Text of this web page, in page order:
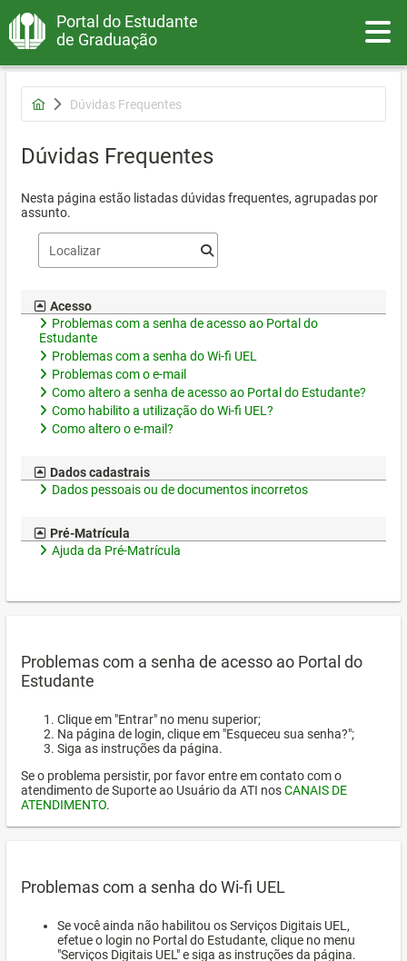
Portal do Estudante
de Graduação
Dúvidas Frequentes
Dúvidas Frequentes
Nesta página estão listadas dúvidas frequentes, agrupadas por
assunto.
Acesso
Problemas com a senha de acesso ao Portal do
Estudante
Problemas com a senha do Wi-fi UEL
Problemas com o e-mail
Como altero a senha de acesso ao Portal do Estudante?
Como habilito a utilização do Wi-fi UEL?
Como altero o e-mail?
Dados cadastrais
Dados pessoais ou de documentos incorretos
Pré-Matrícula
Ajuda da Pré-Matrícula
Problemas com a senha de acesso ao Portal do
Estudante
Clique em "Entrar" no menu superior;
Na página de login, clique em "Esqueceu sua senha?";
Siga as instruções da página.
Se o problema persistir, por favor entre em contato com o
atendimento de Suporte ao Usuário da ATI nosCANAIS DE
ATENDIMENTO.
Problemas com a senha do Wi-fi UEL
Se você ainda não habilitou os Serviços Digitais UEL,
efetue o login no Portal do Estudante, clique no menu
"Serviços Digitais UEL" e siga as instruções da página.